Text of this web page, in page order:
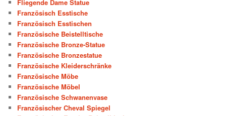
Fliegende Dame Statue
Französisch Esstische
Französisch Esstischen
Französische Beistelltische
Französische Bronze-Statue
Französische Bronzestatue
Französische Kleiderschränke
Französische Möbe
Französische Möbel
Französische Schwanenvase
Französischer Cheval Spiegel